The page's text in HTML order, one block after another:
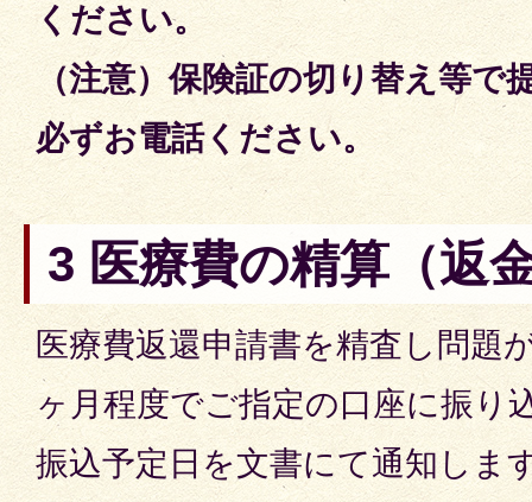
ください。
（注意）保険証の切り替え等で
必ずお電話ください。
3 医療費の精算（返
医療費返還申請書を精査し問題
ヶ月程度でご指定の口座に振り
振込予定日を文書にて通知しま